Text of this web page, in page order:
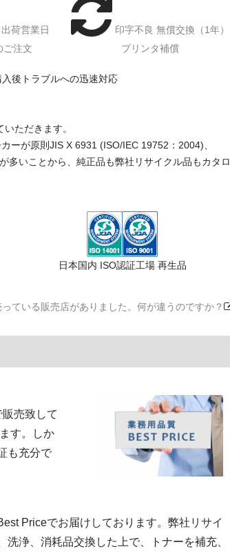
荷営業日
ご注文
印字不良 無償交換（1年）
プリンタ補償
後トラブルへの迅速対応
ただきます。
ーが原則JIS X 6931 (ISO/IEC 19752：2004)、
多いことから、純正品も弊社リサイクル品もカタロ
日本国内 ISO認証工場 再生品
ている販売店がありました。何が違うのですか？
売致して
す。しか
も充分で
Priceでお届けしております。弊社リサイ
浄、消耗品交換した上で、トナーを補充、